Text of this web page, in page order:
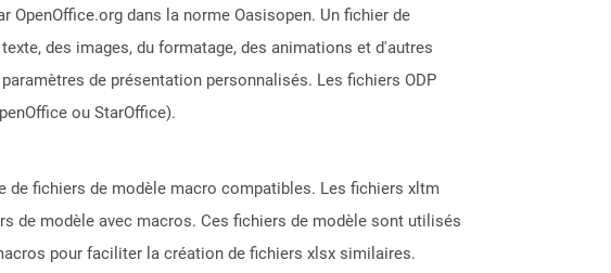
dans la norme Oasisopen. Un fichier de
des images, du formatage, des animations et d'autres
de présentation personnalisés. Les fichiers ODP
ou StarOffice).
de fichiers de modèle macro compatibles. Les fichiers xltm
de modèle avec macros. Ces fichiers de modèle sont utilisés
pour faciliter la création de fichiers xlsx similaires.